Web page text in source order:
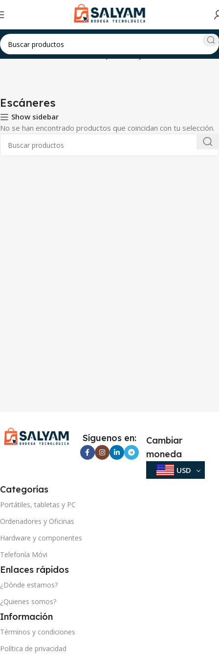
Ordenadores & Oficina Impresoras y escáneres Escáneres
Escáneres
Show sidebar
No se han encontrado productos que coincidan con tu selección.
Síguenos en:
Cambiar
moneda
USD
Categorías
Portátiles, tabletas y PC
Ordenadores y Oficinas
Hardware y componentes
Telefonía Móvi
Enlaces rápidos
¿Dónde estamos?
¿Quienes somos?
Información
Términos y condiciones
Política de privacidad